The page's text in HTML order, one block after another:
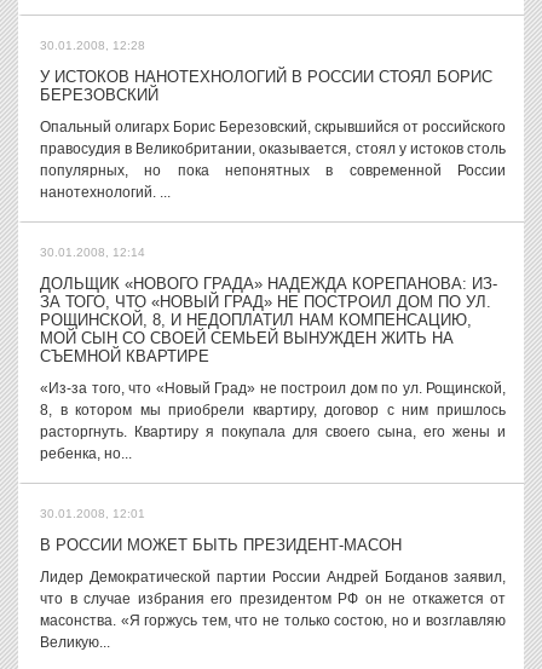
30.01.2008, 12:28
У ИСТОКОВ НАНОТЕХНОЛОГИЙ В РОССИИ СТОЯЛ БОРИС
БЕРЕЗОВСКИЙ
Опальный олигарх Борис Березовский, скрывшийся от российского
правосудия в Великобритании, оказывается, стоял у истоков столь
популярных, но пока непонятных в современной России
нанотехнологий. ...
30.01.2008, 12:14
ДОЛЬЩИК «НОВОГО ГРАДА» НАДЕЖДА КОРЕПАНОВА: ИЗ-
ЗА ТОГО, ЧТО «НОВЫЙ ГРАД» НЕ ПОСТРОИЛ ДОМ ПО УЛ.
РОЩИНСКОЙ, 8, И НЕДОПЛАТИЛ НАМ КОМПЕНСАЦИЮ,
МОЙ СЫН СО СВОЕЙ СЕМЬЕЙ ВЫНУЖДЕН ЖИТЬ НА
СЪЕМНОЙ КВАРТИРЕ
«Из-за того, что «Новый Град» не построил дом по ул. Рощинской,
8, в котором мы приобрели квартиру, договор с ним пришлось
расторгнуть. Квартиру я покупала для своего сына, его жены и
ребенка, но...
30.01.2008, 12:01
В РОССИИ МОЖЕТ БЫТЬ ПРЕЗИДЕНТ-МАСОН
Лидер Демократической партии России Андрей Богданов заявил,
что в случае избрания его президентом РФ он не откажется от
масонства. «Я горжусь тем, что не только состою, но и возглавляю
Великую...